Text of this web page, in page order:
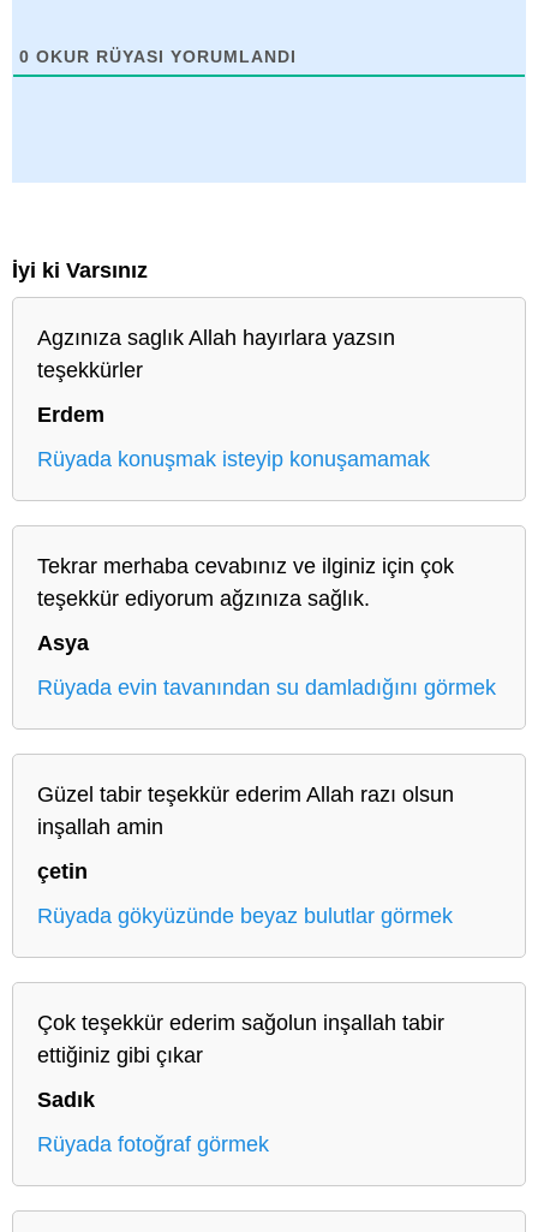
0 OKUR RÜYASI YORUMLANDI
İyi ki Varsınız
Agzınıza saglık Allah hayırlara yazsın
teşekkürler
Erdem
Rüyada konuşmak isteyip konuşamamak
Tekrar merhaba cevabınız ve ilginiz için çok
teşekkür ediyorum ağzınıza sağlık.
Asya
Rüyada evin tavanından su damladığını görmek
Güzel tabir teşekkür ederim Allah razı olsun
inşallah amin
çetin
Rüyada gökyüzünde beyaz bulutlar görmek
Çok teşekkür ederim sağolun inşallah tabir
ettiğiniz gibi çıkar
Sadık
Rüyada fotoğraf görmek